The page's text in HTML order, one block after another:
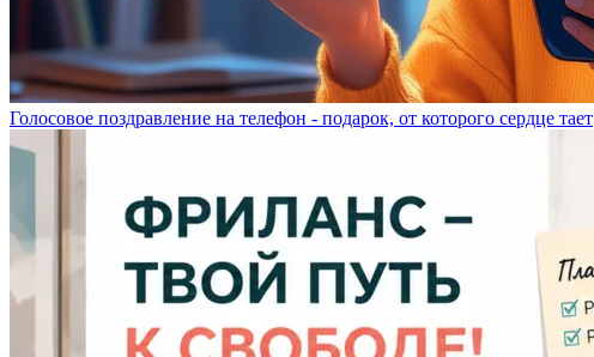
Голосовое поздравление на телефон - подарок, от которого сердце тает